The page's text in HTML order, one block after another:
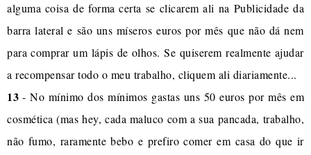
alguma coisa de forma certa se clicarem ali na Publicidade da
barra lateral e são uns míseros euros por mês que não dá nem
para comprar um lápis de olhos. Se quiserem realmente ajudar
a recompensar todo o meu trabalho, cliquem ali diariamente...
13 - No mínimo dos mínimos gastas uns 50 euros por mês em
cosmética (mas hey, cada maluco com a sua pancada, trabalho,
não fumo, raramente bebo e prefiro comer em casa do que ir